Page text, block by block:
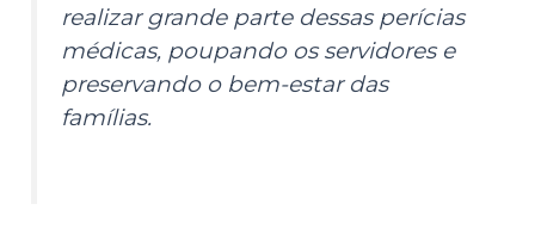
realizar grande parte dessas perícias
médicas, poupando os servidores e
preservando o bem-estar das
famílias.